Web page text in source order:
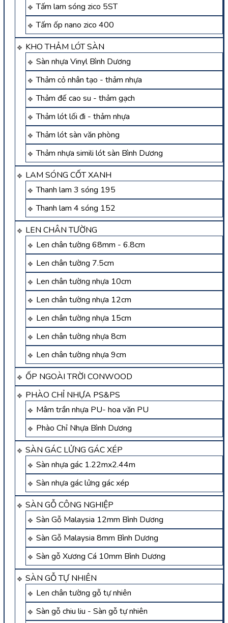
Tấm lam sóng zico 5ST
Tấm ốp nano zico 400
KHO THẢM LÓT SÀN
Sàn nhựa Vinyl Bình Dương
Thảm cỏ nhân tạo - thảm nhựa
Thảm đế cao su - thảm gạch
Thảm lót lối đi - thảm nhựa
Thảm lót sàn văn phòng
Thảm nhựa simili lót sàn Bình Dương
LAM SÓNG CỐT XANH
Thanh lam 3 sóng 195
Thanh lam 4 sóng 152
LEN CHÂN TƯỜNG
Len chân tường 68mm - 6.8cm
Len chân tường 7.5cm
Len chân tường nhựa 10cm
Len chân tường nhựa 12cm
Len chân tường nhựa 15cm
Len chân tường nhựa 8cm
Len chân tường nhựa 9cm
ỐP NGOÀI TRỜI CONWOOD
PHÀO CHỈ NHỰA PS&PS
Mâm trần nhựa PU- hoa văn PU
Phào Chỉ Nhựa Bình Dương
SÀN GÁC LỬNG GÁC XÉP
Sàn nhựa gác 1.22mx2.44m
Sàn nhựa gác lửng gác xép
SÀN GỖ CÔNG NGHIỆP
Sàn Gỗ Malaysia 12mm Bình Dương
Sàn Gỗ Malaysia 8mm Bình Dương
Sàn gỗ Xương Cá 10mm Bình Dương
SÀN GỖ TỰ NHIÊN
Len chân tường gỗ tự nhiên
Sàn gỗ chiu liu - Sàn gỗ tự nhiên